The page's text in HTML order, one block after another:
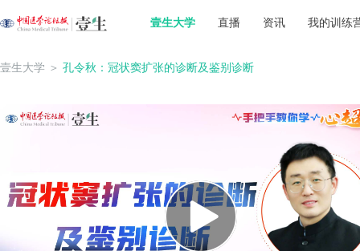
壹生大学 直播 资讯 我的训练
壹生大学 ＞ 孔令秋：冠状窦扩张的诊断及鉴别诊断